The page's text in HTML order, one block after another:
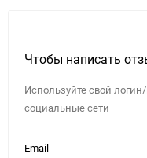
Чтобы написать
Используйте свой
социальные сети
Email